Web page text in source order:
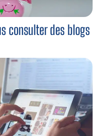
consulter des blogs